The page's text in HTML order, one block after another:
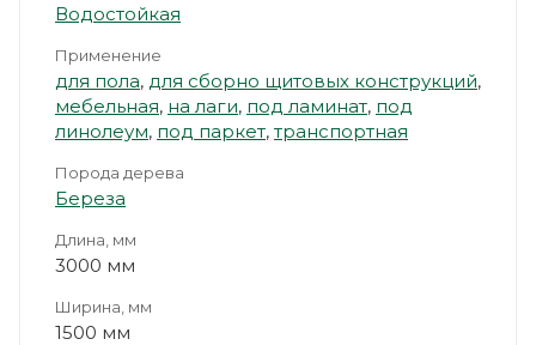
Водостойкая
Применение
для пола, для сборно щитовых конструкций,
мебельная, на лаги, под ламинат, под
линолеум, под паркет,транспортная
Порода дерева
Береза
Длина, мм
3000 мм
Ширина, мм
1500 мм